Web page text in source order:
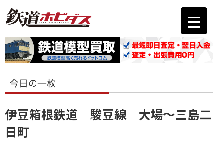
今日の一枚
伊豆箱根鉄道 駿豆線 大場～三島二
日町